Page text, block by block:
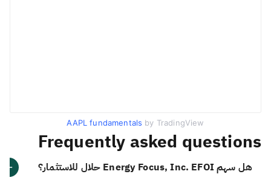
AAPL fundamentals by TradingView
Frequently asked questions
هل سهم Energy Focus, Inc. EFOI حلال للاستثمار؟